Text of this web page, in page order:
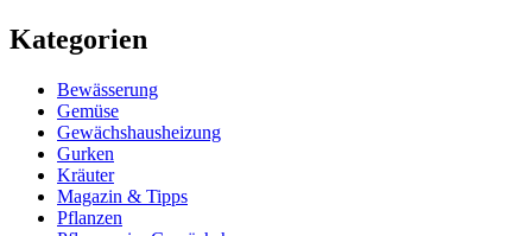
Kategorien
Bewässerung
Gemüse
Gewächshausheizung
Gurken
Kräuter
Magazin & Tipps
Pflanzen